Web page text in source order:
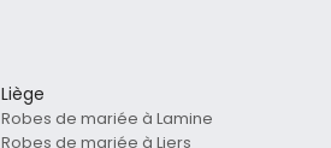
Liège
Robes de mariée à Lamine
Robes de mariée à Liers